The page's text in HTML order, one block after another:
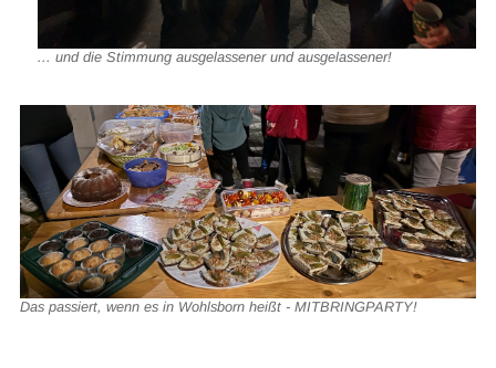
... und die Stimmung ausgelassener und ausgelassener!
Das passiert, wenn es in Wohlsborn heißt - MITBRINGPARTY!